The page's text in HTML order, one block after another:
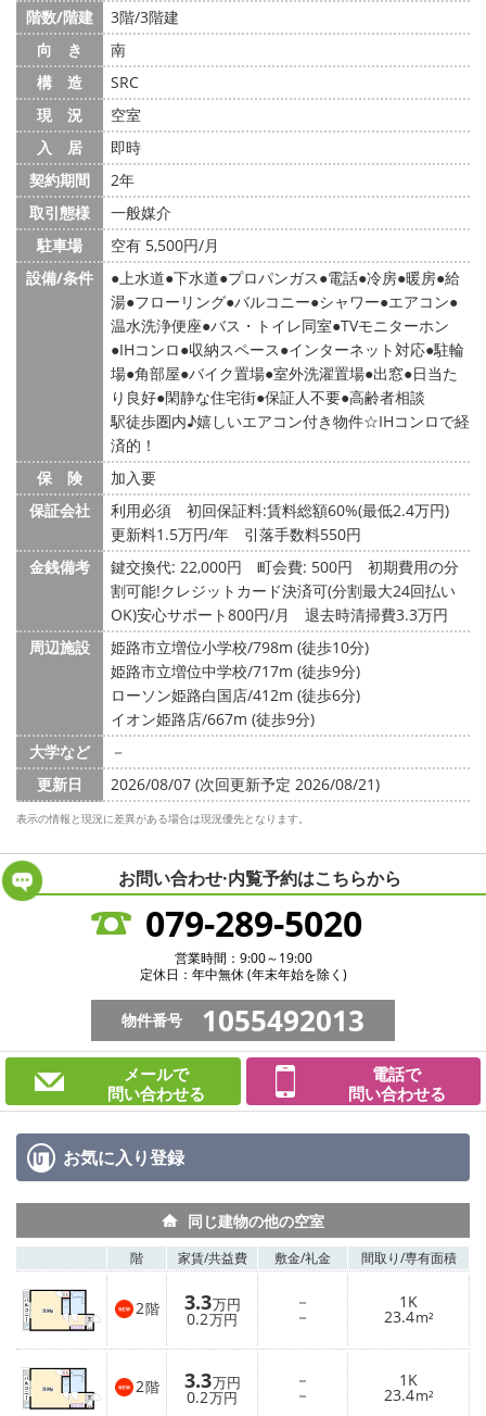
階数/階建
3階/3階建
向 き
南
構 造
SRC
現 況
空室
入 居
即時
契約期間
2年
取引態様
一般媒介
駐車場
空有 5,500円/月
設備/条件
上水道 下水道 プロパンガス 電話 冷房 暖房 給
湯 フローリング バルコニー シャワー エアコン
温水洗浄便座 バス・トイレ同室 TVモニターホン
IHコンロ 収納スペース インターネット対応 駐輪
場 角部屋 バイク置場 室外洗濯置場 出窓 日当た
り良好 閑静な住宅街 保証人不要 高齢者相談
駅徒歩圏内♪嬉しいエアコン付き物件☆IHコンロで経
済的！
保 険
加入要
保証会社
利用必須 初回保証料:賃料総額60%(最低2.4万円)
更新料1.5万円/年 引落手数料550円
金銭備考
鍵交換代: 22,000円 町会費: 500円
初期費用の分
割可能!クレジットカード決済可(分割最大24回払い
OK)安心サポート800円/月 退去時清掃費3.3万円
周辺施設
姫路市立増位小学校/798m (徒歩10分)
姫路市立増位中学校/717m (徒歩9分)
ローソン姫路白国店/412m (徒歩6分)
イオン姫路店/667m (徒歩9分)
大学など
－
更新日
2026/08/07 (次回更新予定 2026/08/21)
表示の情報と現況に差異がある場合は現況優先となります。
お問い合わせ·内覧予約はこちらから
079-289-5020
営業時間：9:00～19:00
定休日：年中無休 (年末年始を除く)
物件番号 1055492013
メールで
問い合わせる
電話で
問い合わせる
お気に入り登録
同じ建物の他の空室
階 家賃/共益費 敷金/礼金 間取り/専有面積
2階 3.3万円
0.2万円
－
－
1K
23.4m²
2階 3.3万円
0.2万円
－
－
1K
23.4m²